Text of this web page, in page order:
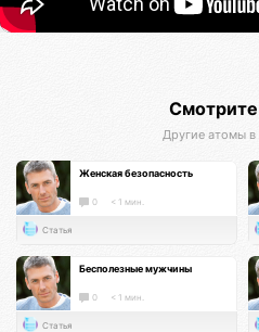
Другие атомы в
Женская безопасность
0 < 1 мин.
Статья
Бесполезные мужчины
0 < 1 мин.
Статья